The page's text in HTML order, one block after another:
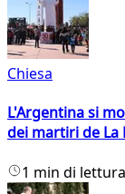
Chiesa
L'Argentina si
dei martiri de La
1 min di lettura